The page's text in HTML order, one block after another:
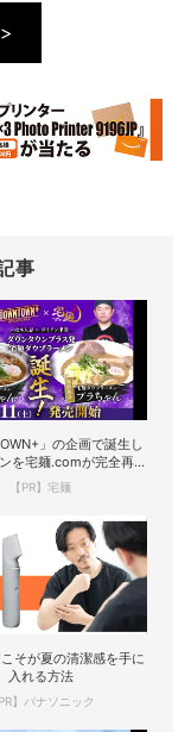
>
事
」の企画で誕生し
を宅麺.comが完全再
現！
【PR】宅麺
そが夏の清潔感を手に
入れる方法
PR】パナソニック